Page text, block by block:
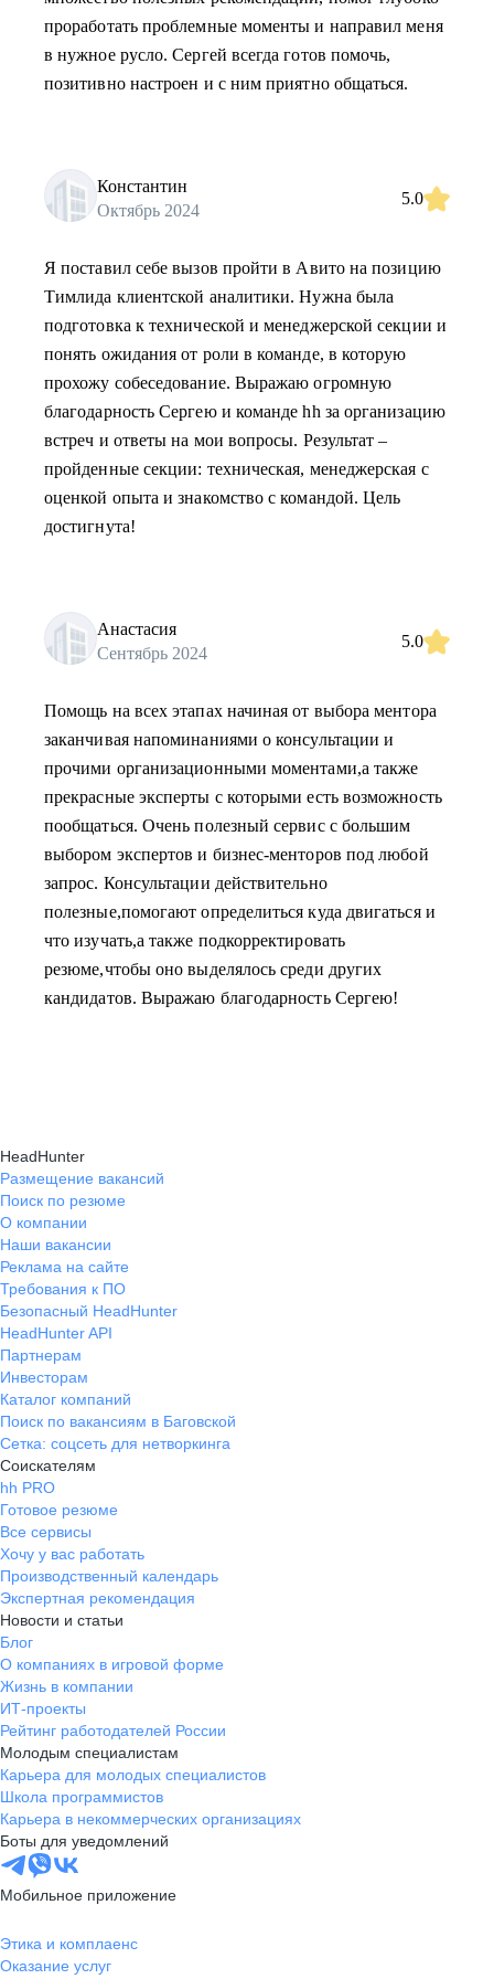
проработать проблемные моменты и направил меня
в нужное русло. Сергей всегда готов помочь,
позитивно настроен и с ним приятно общаться.
Константин
Октябрь 2024
5.0
Я поставил себе вызов пройти в Авито на позицию
Тимлида клиентской аналитики. Нужна была
подготовка к технической и менеджерской секции и
понять ожидания от роли в команде, в которую
прохожу собеседование. Выражаю огромную
благодарность Сергею и команде hh за организацию
встреч и ответы на мои вопросы. Результат –
пройденные секции: техническая, менеджерская с
оценкой опыта и знакомство с командой. Цель
достигнута!
Анастасия
Сентябрь 2024
5.0
Помощь на всех этапах начиная от выбора ментора
заканчивая напоминаниями о консультации и
прочими организационными моментами,а также
прекрасные эксперты с которыми есть возможность
пообщаться. Очень полезный сервис с большим
выбором экспертов и бизнес-менторов под любой
запрос. Консультации действительно
полезные,помогают определиться куда двигаться и
что изучать,а также подкорректировать
резюме,чтобы оно выделялось среди других
кандидатов. Выражаю благодарность Сергею!
HeadHunter
Размещение вакансий
Поиск по резюме
О компании
Наши вакансии
Реклама на сайте
Требования к ПО
Безопасный HeadHunter
HeadHunter API
Партнерам
Инвесторам
Каталог компаний
Поиск по вакансиям в Баговской
Сетка: соцсеть для нетворкинга
Соискателям
hh PRO
Готовое резюме
Все сервисы
Хочу у вас работать
Производственный календарь
Экспертная рекомендация
Новости и статьи
Блог
О компаниях в игровой форме
Жизнь в компании
ИТ-проекты
Рейтинг работодателей России
Молодым специалистам
Карьера для молодых специалистов
Школа программистов
Карьера в некоммерческих организациях
Боты для уведомлений
Мобильное приложение
Этика и комплаенс
Оказание услуг